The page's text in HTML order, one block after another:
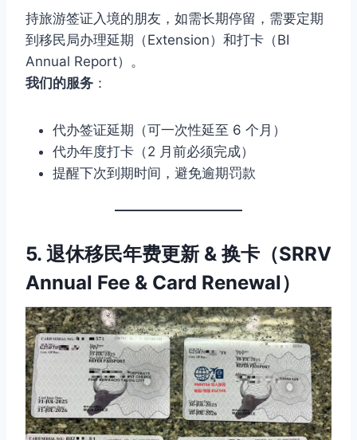
持旅游签证入境的朋友，如需长期停留，需要定期
到移民局办理延期（Extension）和打卡（BI
Annual Report）。
我们的服务 ：
代办签证延期（可一次性延至 6 个月）
代办年度打卡（2 月前必须完成）
提醒下次到期时间，避免逾期罚款
5. 退休移民年费更新 & 换卡（SRRV
Annual Fee & Card Renewal）